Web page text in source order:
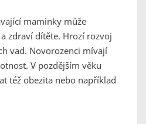
maminky může
zdraví dítěte. Hrozí rozvoj
vad. Novorozenci mívají
V pozdějším věku
též obezita nebo například